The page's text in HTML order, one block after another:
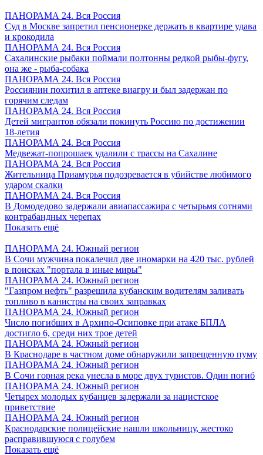
ПАНОРАМА 24. Вся Россия
Суд в Москве запретил пенсионерке держать в квартире удава
и крокодила
ПАНОРАМА 24. Вся Россия
Сахалинские рыбаки поймали полтонны редкой рыбы-фугу,
она же - рыба-собака
ПАНОРАМА 24. Вся Россия
Россиянин похитил в аптеке виагру и был задержан по
горячим следам
ПАНОРАМА 24. Вся Россия
Детей мигрантов обязали покинуть Россию по достижении
18-летия
ПАНОРАМА 24. Вся Россия
Медвежат-попрошаек удалили с трассы на Сахалине
ПАНОРАМА 24. Вся Россия
Жительница Приамурья подозревается в убийстве любимого
ударом скалки
ПАНОРАМА 24. Вся Россия
В Домодедово задержали авиапассажира с четырьмя сотнями
контрабандных черепах
Показать ещё
ПАНОРАМА 24. Южный регион
В Сочи мужчина покалечил две иномарки на 420 тыс. рублей
в поисках "портала в иные миры"
ПАНОРАМА 24. Южный регион
"Газпром нефть" разрешила кубанским водителям заливать
топливо в канистры на своих заправках
ПАНОРАМА 24. Южный регион
Число погибших в Архипо-Осиповке при атаке БПЛА
достигло 6, среди них трое детей
ПАНОРАМА 24. Южный регион
В Краснодаре в частном доме обнаружили запрещенную пуму
ПАНОРАМА 24. Южный регион
В Сочи горная река унесла в море двух туристов. Один погиб
ПАНОРАМА 24. Южный регион
Четырех молодых кубанцев задержали за нацистское
приветствие
ПАНОРАМА 24. Южный регион
Краснодарские полицейские нашли школьницу, жестоко
расправившуюся с голубем
Показать ещё